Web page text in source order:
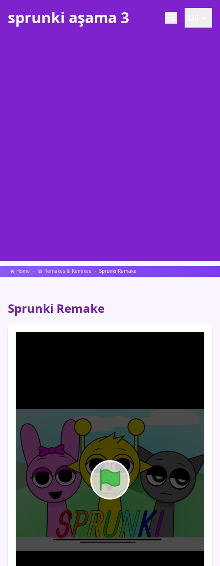
sprunki aşama 3
Home Remakes & Remixes Sprunki Remake
Sprunki Remake